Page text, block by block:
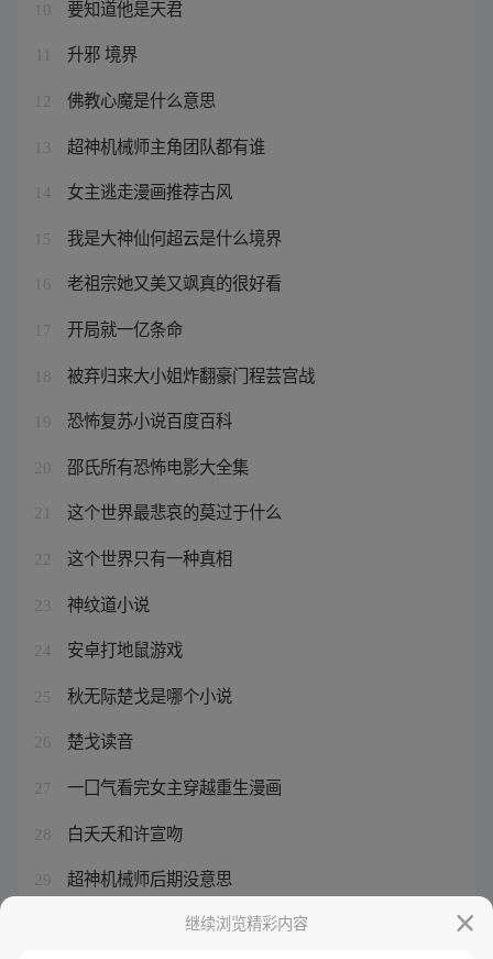
10 要知道他是天君
升邪 境界
12 佛教心魔是什么意思
13 超神机械师主角团队都有谁
14 女主逃走漫画推荐古风
15 我是大神仙何超云是什么境界
16 老祖宗她又美又飒真的很好看
17 开局就一亿条命
18 被弃归来大小姐炸翻豪门程芸宫战
19 恐怖复苏小说百度百科
20 邵氏所有恐怖电影大全集
21 这个世界最悲哀的莫过于什么
22 这个世界只有一种真相
23 神纹道小说
24 安卓打地鼠游戏
25 秋无际楚戈是哪个小说
26 楚戈读音
27 一囗气看完女主穿越重生漫画
28 白夭夭和许宣吻
29 超神机械师后期没意思
继续浏览精彩内容